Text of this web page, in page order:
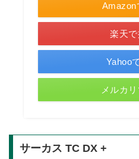
Amazon
楽天で
Yahoo
メルカ
サーカス TC DX +